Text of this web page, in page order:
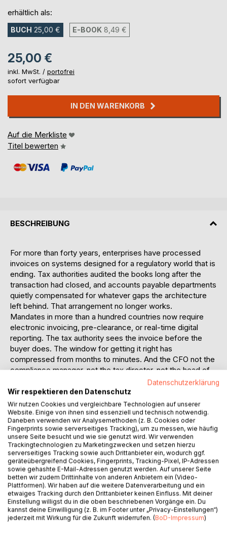
erhältlich als:
BUCH 25,00 € E-BOOK 8,49 €
25,00 €
inkl. MwSt. / portofrei
sofort verfügbar
IN DEN WARENKORB
Auf die Merkliste
Titel bewerten
BESCHREIBUNG
For more than forty years, enterprises have processed
invoices on systems designed for a regulatory world that is
ending. Tax authorities audited the books long after the
transaction had closed, and accounts payable departments
quietly compensated for whatever gaps the architecture
left behind. That arrangement no longer works.
Mandates in more than a hundred countries now require
electronic invoicing, pre-clearance, or real-time digital
reporting. The tax authority sees the invoice before the
buyer does. The window for getting it right has
compressed from months to minutes. And the CFO not the
compliance manager, not the tax director, not the head of
accounts payable is the executive now answerable for the
result.
In Control Inside the Transaction, Markus Hornburg argues
that the response most enterprises are reaching for is
structurally insufficient. Adding a tax engine here, a
country-specific bolt-on there, another integration to the
ERP, another local provider in another market: each solves
part of the problem and leaves the rest uncovered. The
invoice has stopped being a document. It has become a
regulated data object that has to be governed
continuously, end-to-end, across every jurisdiction the
enterprise touches.
Drawing on twenty-five years inside the field, Hornburg
lays out an alternative. He tests the inherited assumptions
Datenschutzerklärung
Wir respektieren den Datenschutz
Wir nutzen Cookies und vergleichbare Technologien auf unserer
Website. Einige von ihnen sind essenziell und technisch notwendig.
Daneben verwenden wir Analysemethoden (z. B. Cookies oder
Fingerprints sowie serverseitiges Tracking), um zu messen, wie häufig
unsere Seite besucht und wie sie genutzt wird. Wir verwenden
Trackingtechnologien zu Marketingzwecken und setzen hierzu
serverseitiges Tracking sowie auch Drittanbieter ein, wodurch ggf.
geräteübergreifend Cookies, Fingerprints, Tracking-Pixel, IP-Adressen
sowie gehashte E-Mail-Adressen genutzt werden. Auf unserer Seite
betten wir zudem Drittinhalte von anderen Anbietern ein (Video-
Plattformen). Wir haben auf die weitere Datenverarbeitung und ein
etwaiges Tracking durch den Drittanbieter keinen Einfluss. Mit deiner
Einstellung willigst du in die oben beschriebenen Vorgänge ein. Du
kannst deine Einwilligung (z. B. im Footer unter „Privacy-Einstellungen“)
jederzeit mit Wirkung für die Zukunft widerrufen. (BoD-Impressum)